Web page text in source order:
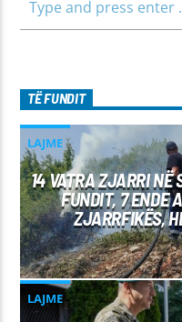
TË FUNDIT
LAJME
14 VATRA ZJARRI NË
FUNDIT, 7 ENDE
ZJARRFIKËS,
LAJME